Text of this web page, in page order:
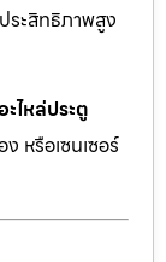
ระสิทธิภาพสูง
ไหล่ประตู
หรือเซนเซอร์